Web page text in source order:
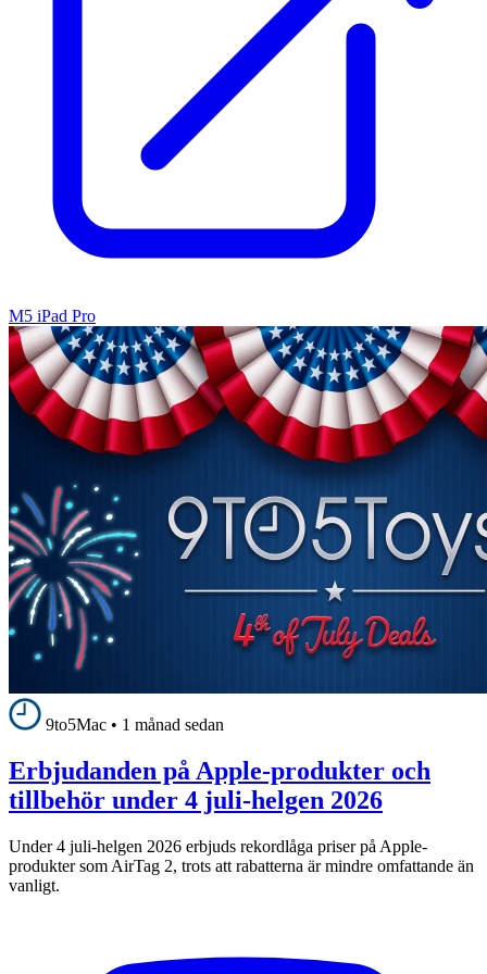
M5 iPad Pro
9to5Mac • 1 månad sedan
Erbjudanden på Apple-produkter och
tillbehör under 4 juli-helgen 2026
Under 4 juli-helgen 2026 erbjuds rekordlåga priser på Apple-
produkter som AirTag 2, trots att rabatterna är mindre omfattande än
vanligt.